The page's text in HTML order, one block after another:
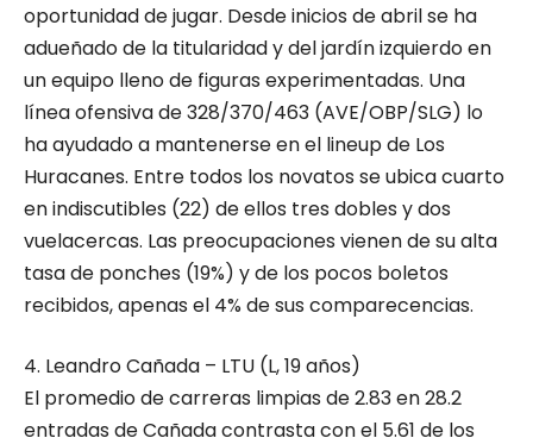
oportunidad de jugar. Desde inicios de abril se ha
adueñado de la titularidad y del jardín izquierdo en
un equipo lleno de figuras experimentadas. Una
línea ofensiva de 328/370/463 (AVE/OBP/SLG) lo
ha ayudado a mantenerse en el lineup de Los
Huracanes. Entre todos los novatos se ubica cuarto
en indiscutibles (22) de ellos tres dobles y dos
vuelacercas. Las preocupaciones vienen de su alta
tasa de ponches (19%) y de los pocos boletos
recibidos, apenas el 4% de sus comparecencias.
4. Leandro Cañada – LTU (L, 19 años)
El promedio de carreras limpias de 2.83 en 28.2
entradas de Cañada contrasta con el 5.61 de los